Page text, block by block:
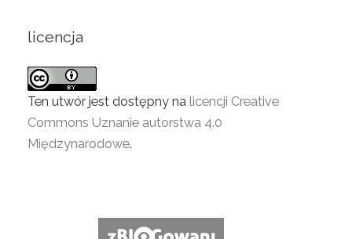
licencja
Ten utwór jest dostępny na licencji Creative
Commons Uznanie autorstwa 4.0
Międzynarodowe.